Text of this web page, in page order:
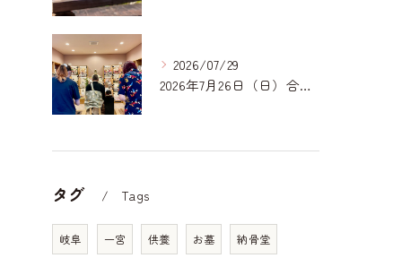
2026/07/29
2026年7月26日（日）合同法要ご報告｜一宮どうぶつ霊園
タグ Tags
岐阜 一宮 供養 お墓 納骨堂